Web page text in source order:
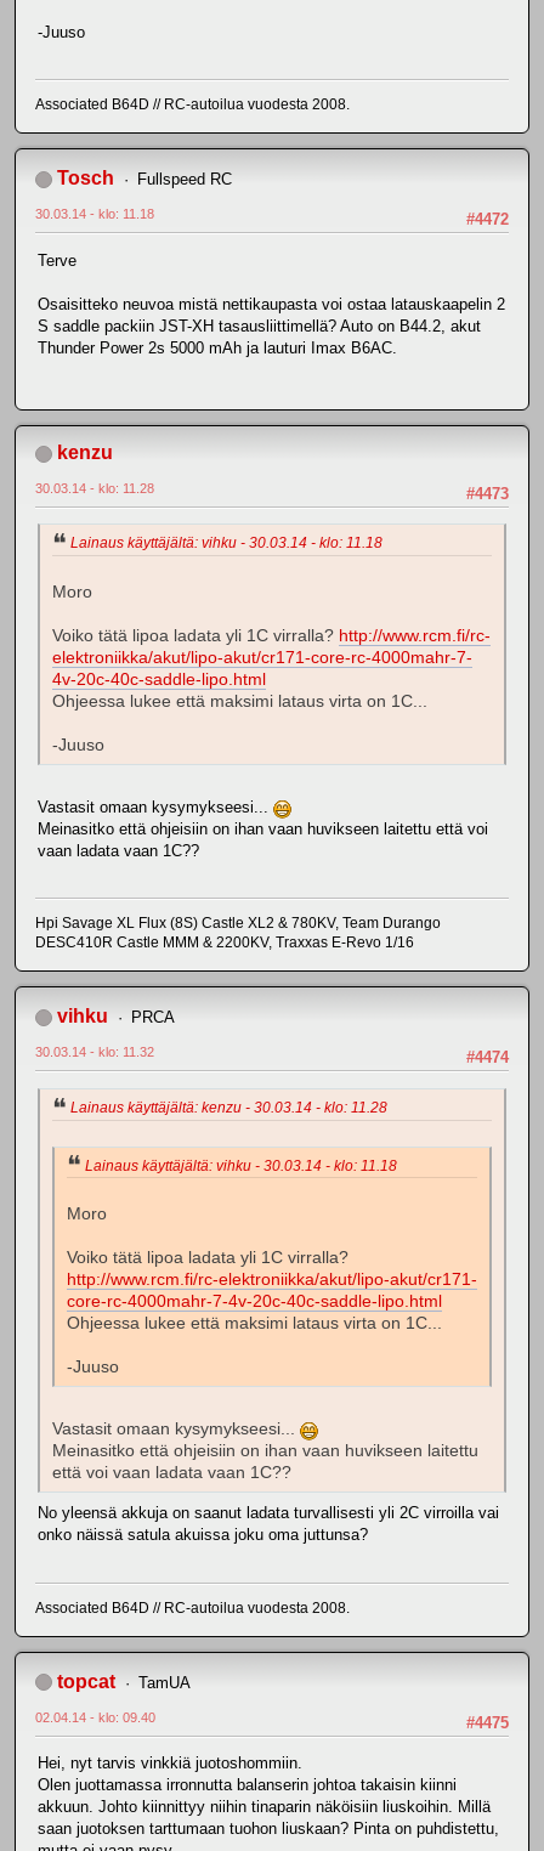
-Juuso
Associated B64D // RC-autoilua vuodesta 2008.
Tosch Fullspeed RC
#4472
30.03.14 - klo: 11.18
Terve
Osaisitteko neuvoa mistä nettikaupasta voi ostaa latauskaapelin 2
S saddle packiin JST-XH tasausliittimellä? Auto on B44.2, akut
Thunder Power 2s 5000 mAh ja lauturi Imax B6AC.
kenzu
#4473
30.03.14 - klo: 11.28
Lainaus käyttäjältä: vihku - 30.03.14 - klo: 11.18
Moro
Voiko tätä lipoa ladata yli 1C virralla? http://www.rcm.fi/rc-
elektroniikka/akut/lipo-akut/cr171-core-rc-4000mahr-7-
4v-20c-40c-saddle-lipo.html
Ohjeessa lukee että maksimi lataus virta on 1C...
-Juuso
Vastasit omaan kysymykseesi...
Meinasitko että ohjeisiin on ihan vaan huvikseen laitettu että voi
vaan ladata vaan 1C??
Hpi Savage XL Flux (8S) Castle XL2 & 780KV, Team Durango
DESC410R Castle MMM & 2200KV, Traxxas E-Revo 1/16
vihku PRCA
#4474
30.03.14 - klo: 11.32
Lainaus käyttäjältä: kenzu - 30.03.14 - klo: 11.28
Lainaus käyttäjältä: vihku - 30.03.14 - klo: 11.18
Moro
Voiko tätä lipoa ladata yli 1C virralla?
http://www.rcm.fi/rc-elektroniikka/akut/lipo-akut/cr171-
core-rc-4000mahr-7-4v-20c-40c-saddle-lipo.html
Ohjeessa lukee että maksimi lataus virta on 1C...
-Juuso
Vastasit omaan kysymykseesi...
Meinasitko että ohjeisiin on ihan vaan huvikseen laitettu
että voi vaan ladata vaan 1C??
No yleensä akkuja on saanut ladata turvallisesti yli 2C virroilla vai
onko näissä satula akuissa joku oma juttunsa?
Associated B64D // RC-autoilua vuodesta 2008.
topcat TamUA
#4475
02.04.14 - klo: 09.40
Hei, nyt tarvis vinkkiä juotoshommiin.
Olen juottamassa irronnutta balanserin johtoa takaisin kiinni
akkuun. Johto kiinnittyy niihin tinaparin näköisiin liuskoihin. Millä
saan juotoksen tarttumaan tuohon liuskaan? Pinta on puhdistettu,